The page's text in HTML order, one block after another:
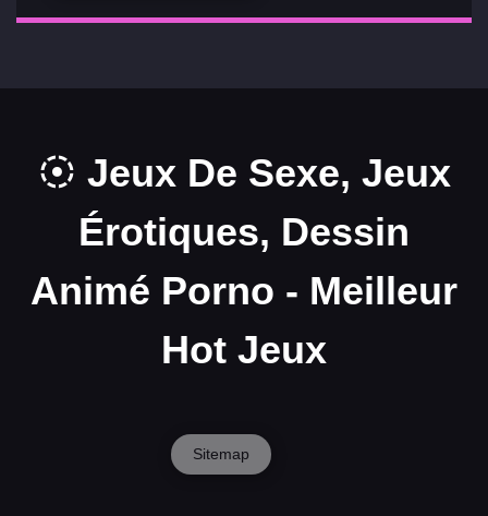
Jeux De Sexe, Jeux
Érotiques, Dessin
Animé Porno - Meilleur
Hot Jeux
Sitemap